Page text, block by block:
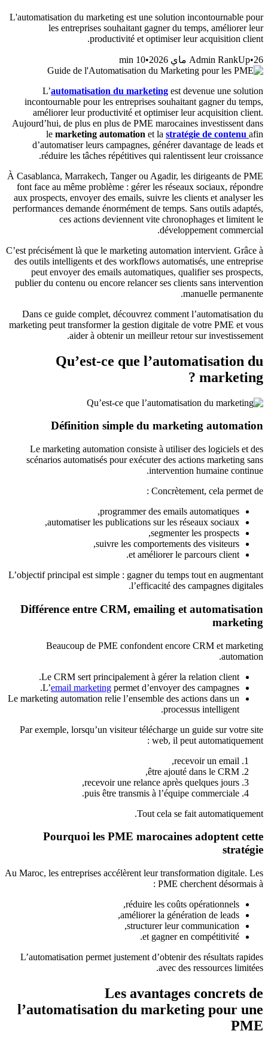
L'automatisation du marketing est une solution incontournable pour
les entreprises souhaitant gagner du temps, améliorer leur
productivité et optimiser leur acquisition client.
Admin RankUp•26 ماي 2026 •
10
L’automatisation du marketing est devenue une solution
incontournable pour les entreprises souhaitant gagner du temps,
améliorer leur productivité et optimiser leur acquisition client.
Aujourd’hui, de plus en plus de PME marocaines investissent dans
le marketing automation et la stratégie de contenu afin
d’automatiser leurs campagnes, générer davantage de leads et
réduire les tâches répétitives qui ralentissent leur croissance.
À Casablanca, Marrakech, Tanger ou Agadir, les dirigeants de PME
font face au même problème : gérer les réseaux sociaux, répondre
aux prospects, envoyer des emails, suivre les clients et analyser les
performances demande énormément de temps. Sans outils adaptés,
ces actions deviennent vite chronophages et limitent le
développement commercial.
C’est précisément là que le marketing automation intervient. Grâce à
des outils intelligents et des workflows automatisés, une entreprise
peut envoyer des emails automatiques, qualifier ses prospects,
publier du contenu ou encore relancer ses clients sans intervention
manuelle permanente.
Dans ce guide complet, découvrez comment l’automatisation du
marketing peut transformer la gestion digitale de votre PME et vous
aider à obtenir un meilleur retour sur investissement.
Qu’est-ce que l’automatisation du
marketing ?
Définition simple du marketing automation
Le marketing automation consiste à utiliser des logiciels et des
scénarios automatisés pour exécuter des actions marketing sans
intervention humaine continue.
Concrètement, cela permet de :
programmer des emails automatiques,
automatiser les publications sur les réseaux sociaux,
segmenter les prospects,
suivre les comportements des visiteurs,
et améliorer le parcours client.
L’objectif principal est simple : gagner du temps tout en augmentant
l’efficacité des campagnes digitales.
Différence entre CRM, emailing et automatisation
marketing
Beaucoup de PME confondent encore CRM et marketing
automation.
Le CRM sert principalement à gérer la relation client.
L’email marketing permet d’envoyer des campagnes.
Le marketing automation relie l’ensemble des actions dans un
processus intelligent.
Par exemple, lorsqu’un visiteur télécharge un guide sur votre site
web, il peut automatiquement :
recevoir un email,
être ajouté dans le CRM,
recevoir une relance après quelques jours,
puis être transmis à l’équipe commerciale.
Tout cela se fait automatiquement.
Pourquoi les PME marocaines adoptent cette
stratégie
Au Maroc, les entreprises accélèrent leur transformation digitale. Les
PME cherchent désormais à :
réduire les coûts opérationnels,
améliorer la génération de leads,
structurer leur communication,
et gagner en compétitivité.
L’automatisation permet justement d’obtenir des résultats rapides
avec des ressources limitées.
Les avantages concrets de
l’automatisation du marketing pour une
PME